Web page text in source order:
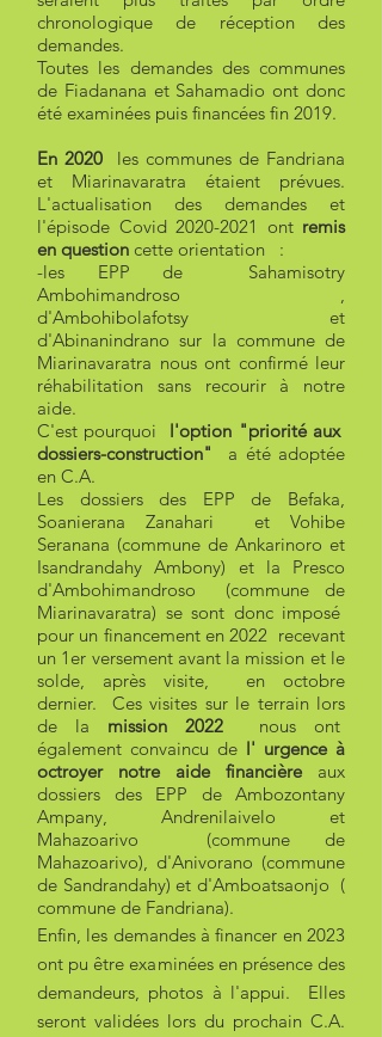
chronologique de réception des
demandes.
Toutes les demandes des communes
de Fiadanana et Sahamadio ont donc
été examinées puis financées fin 2019.
En 2020 les communes de Fandriana
et Miarinavaratra étaient prévues.
L'actualisation des demandes et
l'épisode Covid 2020-2021 ont remis
en question cette orientation :
-les EPP de Sahamisotry
Ambohimandroso ,
d'Ambohibolafotsy et
d'Abinanindrano sur la commune de
Miarinavaratra nous ont confirmé leur
réhabilitation sans recourir à notre
aide.
C'est pourquoi l'option "priorité aux
dossiers-construction"
a été adoptée
en C.A.
Les dossiers des EPP de Befaka,
Soanierana Zanahari et Vohibe
Seranana (commune de Ankarinoro et
Isandrandahy Ambony) et la Presco
d'Ambohimandroso (commune de
Miarinavaratra) se sont donc imposé
pour un financement en 2022 recevant
un 1er versement avant la mission et le
solde, après visite, en octobre
dernier. Ces visites sur le terrain lors
de la mission 2022 nous ont
également convaincu de l' urgence à
octroyer notre aide financière aux
dossiers des EPP de Ambozontany
Ampany, Andrenilaivelo et
Mahazoarivo (commune de
Mahazoarivo), d'Anivorano (commune
de Sandrandahy) et d'Amboatsaonjo (
commune de Fandriana).
Enfin, les demandes à financer en 2023
ont pu être examinées en présence des
demandeurs, photos à l'appui. Elles
seront validées lors du prochain C.A.